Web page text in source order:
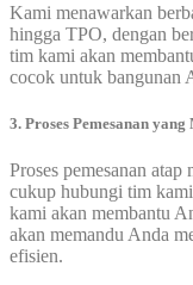
Kami menawarkan
hingga TPO, dengan
tim kami akan
cocok untuk bangunan
3. Proses Pemesanan yang
Proses pemesanan
cukup hubungi tim
kami akan membantu
akan memandu Anda
efisien.